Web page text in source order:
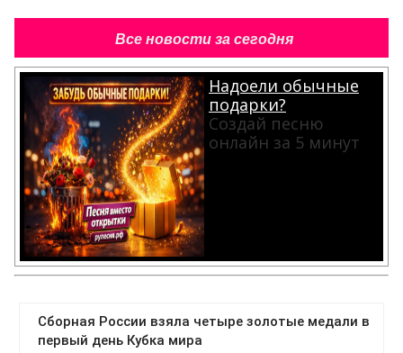
Все новости за сегодня
Надоели обычные
подарки?
Создай песню
онлайн за 5 минут